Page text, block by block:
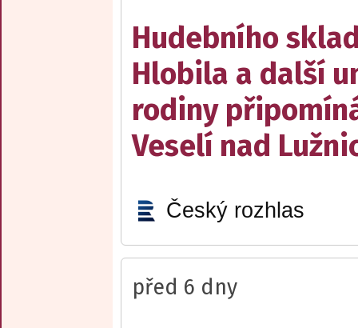
Hudebního
Hlobila a další
rodiny
Veselí nad
Český rozhlas
před 6 dny